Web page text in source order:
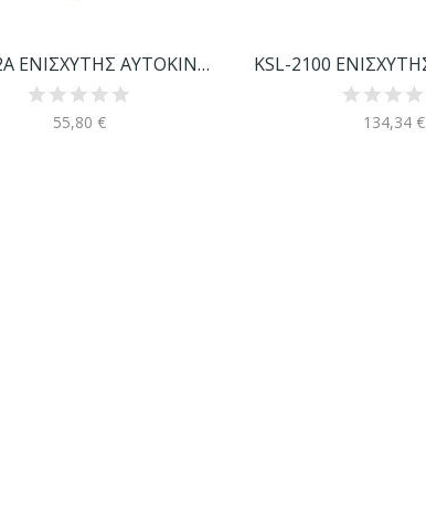
HPX502A ΕΝΙΣΧΥΤΗΣ ΑΥΤΟΚΙΝΗΤΟΥ
55,80 € 134,34 €